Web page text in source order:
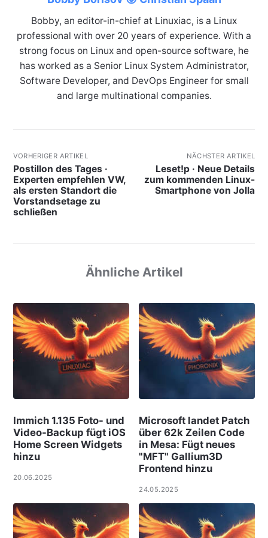
Bobby, an editor-in-chief at Linuxiac, is a Linux
professional with over 20 years of experience. With a
strong focus on Linux and open-source software, he
has worked as a Senior Linux System Administrator,
Software Developer, and DevOps Engineer for small
and large multinational companies.
VORHERIGER ARTIKEL
Postillon des Tages ·
Experten empfehlen VW,
als ersten Standort die
Vorstandsetage zu
schließen
NÄCHSTER ARTIKEL
Leset!p · Neue Details
zum kommenden Linux-
Smartphone von Jolla
Ähnliche Artikel
Immich 1.135 Foto- und
Video-Backup fügt iOS
Home Screen Widgets
hinzu
20.06.2025
Microsoft landet Patch
über 62k Zeilen Code
in Mesa: Fügt neues
"MFT" Gallium3D
Frontend hinzu
24.05.2025